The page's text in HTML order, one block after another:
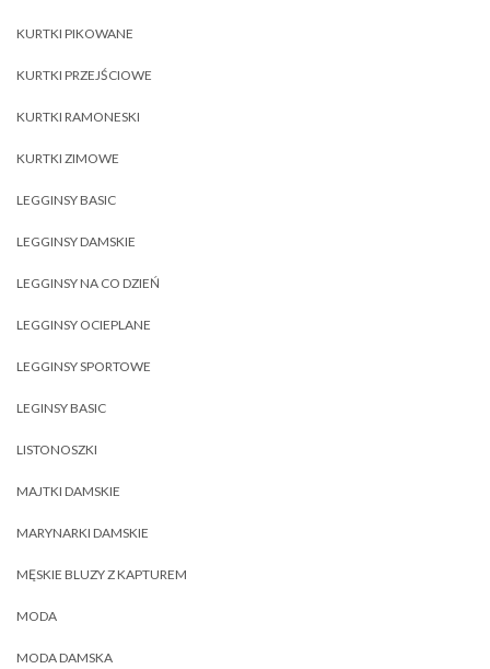
KURTKI PIKOWANE
KURTKI PRZEJŚCIOWE
KURTKI RAMONESKI
KURTKI ZIMOWE
LEGGINSY BASIC
LEGGINSY DAMSKIE
LEGGINSY NA CO DZIEŃ
LEGGINSY OCIEPLANE
LEGGINSY SPORTOWE
LEGINSY BASIC
LISTONOSZKI
MAJTKI DAMSKIE
MARYNARKI DAMSKIE
MĘSKIE BLUZY Z KAPTUREM
MODA
MODA DAMSKA